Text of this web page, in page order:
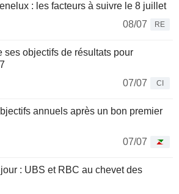
: les facteurs à suivre le 8 juillet
08/07
RE
ses objectifs de résultats pour
07/07
CI
annuels après un bon premier
07/07
: UBS et RBC au chevet des